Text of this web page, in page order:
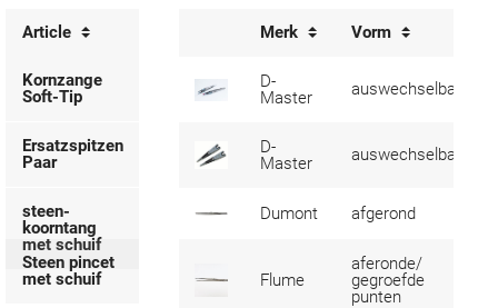
Article Merk Vorm
Kornzange
Soft-Tip
D-
Master
auswechselbar
Ersatzspitzen
Paar
D-
Master
auswechselbar
steen-
koorntang
met schuif
Dumont afgerond
Steen pincet
met schuif
Flume
aferonde/
gegroefde
punten